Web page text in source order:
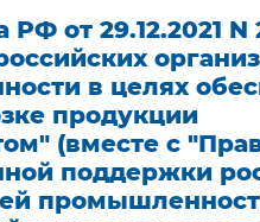
от 29.12.2021
в целях
продукции
(вместе с
поддержки